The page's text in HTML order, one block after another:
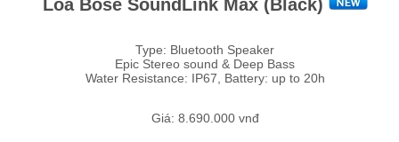
Loa Bose SoundLink Max (Black)
Type: Bluetooth Speaker
Epic Stereo sound & Deep Bass
Water Resistance: IP67, Battery: up to 20h
Giá: 8.690.000 vnđ